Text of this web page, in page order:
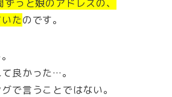
っと娘のアドレスの、
たのです。
良かった…。
で言うことではない。